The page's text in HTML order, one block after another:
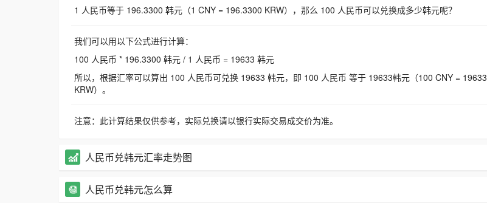
1 人民币等于 196.3300 韩元（1 CNY = 196.3300 KRW），那么 100 人民币可以兑换成多少韩元呢？
我们可以用以下公式进行计算：
100 人民币 * 196.3300 韩元 / 1 人民币 = 19633 韩元
所以，根据汇率可以算出 100 人民币可兑换 19633 韩元，即 100 人民币 等于 19633韩元（100 CNY = 19633
KRW）。
注意：此计算结果仅供参考，实际兑换请以银行实际交易成交价为准。
人民币兑韩元汇率走势图
人民币兑韩元怎么算